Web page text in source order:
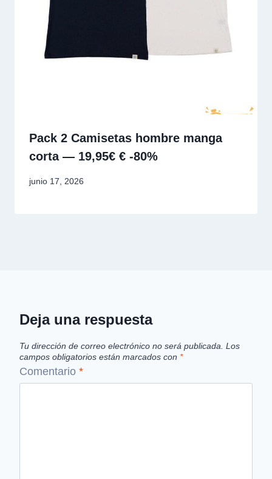
Pack 2 Camisetas hombre manga
corta — 19,95€ € -80%
junio 17, 2026
Deja una respuesta
Tu dirección de correo electrónico no será publicada. Los
campos obligatorios están marcados con *
Comentario *